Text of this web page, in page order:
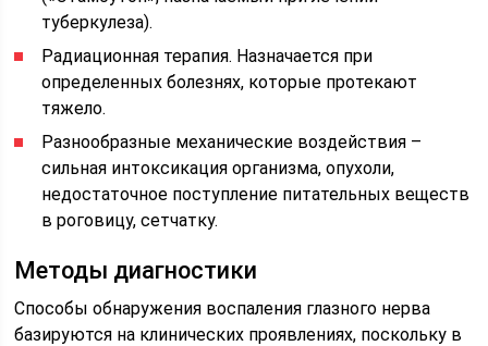
туберкулеза).
Радиационная терапия. Назначается при
определенных болезнях, которые протекают
тяжело.
Разнообразные механические воздействия –
сильная интоксикация организма, опухоли,
недостаточное поступление питательных веществ
в роговицу, сетчатку.
Методы диагностики
Способы обнаружения воспаления глазного нерва
базируются на клинических проявлениях, поскольку в